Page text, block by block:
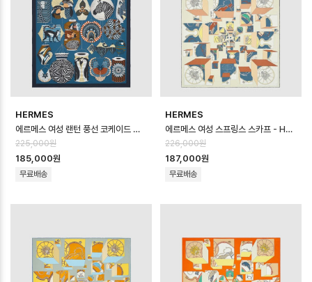
HERMES
에르메스 여성 랜턴 풍선 코케이드 스카프 - Hermes Womens Lanternes B…
225,000원
185,000원
무료배송
HERMES
에르메스 여성 스프링스 스카프 - Hermes Womens Springs Springs s…
226,000원
187,000원
무료배송